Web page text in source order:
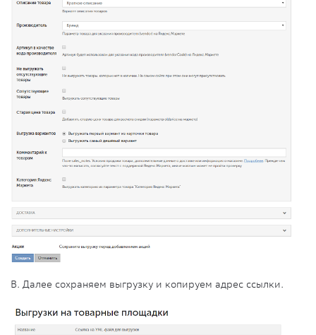
В. Далее сохраняем выгрузку и копируем адрес ссылки.